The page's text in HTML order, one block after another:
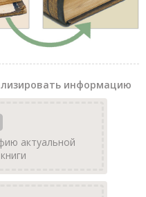
информацию
актуальной